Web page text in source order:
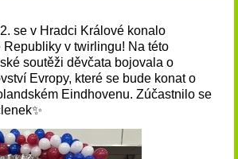
se v Hradci Králové konalo
Republiky v twirlingu! Na této
soutěži děvčata bojovala o
Evropy, které se bude konat o
Eindhovenu. Zúčastnilo se